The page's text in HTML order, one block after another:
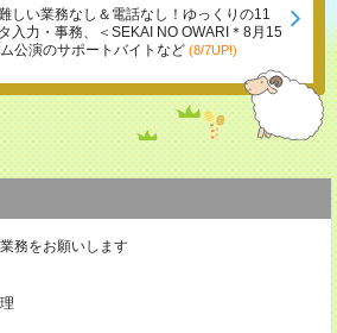
しい業務なし＆電話なし！ゆっくりの11
入力・事務、＜SEKAI NO OWARI＊8月15
公演のサポートバイトなど (8/7UP!)
務をお願いします